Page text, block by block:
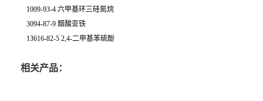
1009-93-4 六甲基环三硅氮烷
3094-87-9 醋酸亚铁
13616-82-5 2,4-二甲基苯硫酚
相关产品：